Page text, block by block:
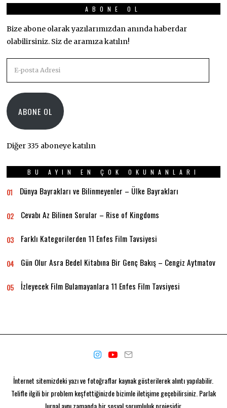
ABONE OL
Bize abone olarak yazılarımızdan anında haberdar
olabilirsiniz. Siz de aramıza katılın!
posta
ABONE OL
Diğer 335 aboneye katılın
BU AYIN EN ÇOK OKUNANLARI
01 Dünya Bayrakları ve Bilinmeyenler – Ülke Bayrakları
02 Cevabı Az Bilinen Sorular – Rise of Kingdoms
03 Farklı Kategorilerden 11 Enfes Film Tavsiyesi
04 Gün Olur Asra Bedel Kitabına Bir Genç Bakış – Cengiz Aytmatov
05 İzleyecek Film Bulamayanlara 11 Enfes Film Tavsiyesi
İnternet sitemizdeki yazı ve fotoğraflar kaynak gösterilerek alıntı yapılabilir.
Telifle ilgili bir problem keşfettiğinizde bizimle iletişime geçebilirsiniz. Parlak
Jurnal aynı zamanda birsosyal sorumluluk projesidir.